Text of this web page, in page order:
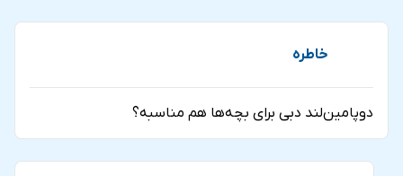
خاطره
دوپامین‌لند دبی برای بچه‌ها هم مناسبه؟